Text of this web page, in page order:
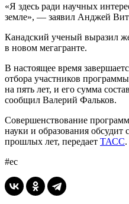
«Я здесь ради научных
земле», — заявил Анджей
Канадский ученый выразил
в новом мегагранте.
В настоящее время
отбора участников
на пять лет, и его сумма
сообщил Валерий Фальков.
Совершенствование
науки и образования обсудит
прошлых лет, передает ТАСС.
#ес